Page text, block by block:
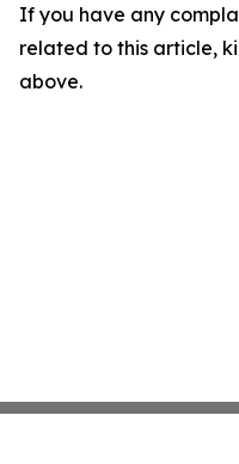
If you have any
related to this article,
above.